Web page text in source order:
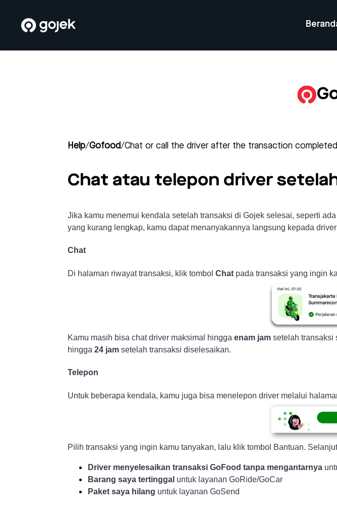
Help/Gofood/Chat or call the driver after the transaction completed
Chat atau telepon driver
Jika kamu menemui kendala setelah transaksi di Gojek selesai, seperti
yang kurang lengkap, kamu dapat menanyakannya langsung kepada
Chat
Di halaman riwayat transaksi, klik tombolChat pada transaksi yang ingin
Kamu masih bisa chat driver maksimal hinggaenam jam setelah transaksi
hingga24 jam setelah transaksi diselesaikan.
Telepon
Untuk beberapa kendala, kamu juga bisa menelepon driver melalui
Pilih transaksi yang ingin kamu tanyakan, lalu klik tombol Bantuan.
Driver menyelesaikan transaksi GoFood tanpa mengantarnya
Barang saya tertinggal untuk layanan GoRide/GoCar
Paket saya hilang untuk layanan GoSend